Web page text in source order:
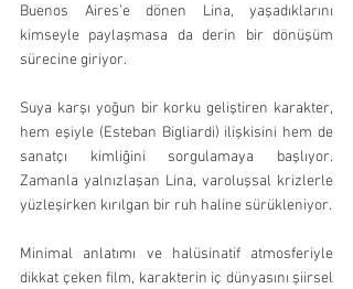
Buenos Aires’e dönen Lina, yaşadıklarını
kimseyle paylaşmasa da derin bir dönüşüm
sürecine giriyor.
Suya karşı yoğun bir korku geliştiren karakter,
hem eşiyle (Esteban Bigliardi) ilişkisini hem de
sanatçı kimliğini sorgulamaya başlıyor.
Zamanla yalnızlaşan Lina, varoluşsal krizlerle
yüzleşirken kırılgan bir ruh haline sürükleniyor.
Minimal anlatımı ve halüsinatif atmosferiyle
dikkat çeken film, karakterin iç dünyasını şiirsel